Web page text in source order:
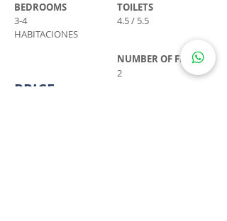
BEDROOMS
3-4
HABITACIONES
TOILETS
4.5 / 5.5
NUMBER OF FLOORS
2
PRICE